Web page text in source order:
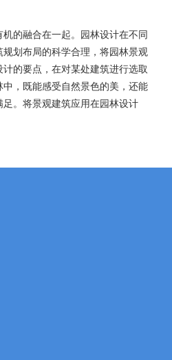
的融合在一起。园林设计在不同
划布局的科学合理，将园林景观
的要点，在对某处建筑进行选取
，既能感受自然景色的美，还能
。将景观建筑应用在园林设计